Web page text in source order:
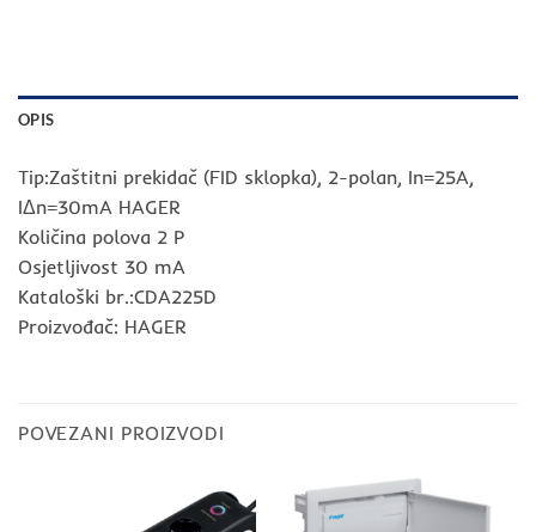
OPIS
Tip:Zaštitni prekidač (FID sklopka), 2-polan, In=25A,
IΔn=30mA HAGER
Količina polova 2 P
Osjetljivost 30 mA
Kataloški br.:CDA225D
Proizvođač: HAGER
POVEZANI PROIZVODI